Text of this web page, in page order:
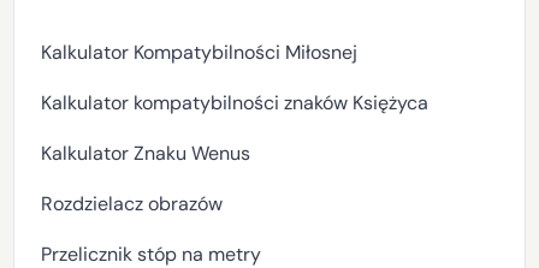
Kalkulator Kompatybilności Miłosnej
Kalkulator kompatybilności znaków Księżyca
Kalkulator Znaku Wenus
Rozdzielacz obrazów
Przelicznik stóp na metry